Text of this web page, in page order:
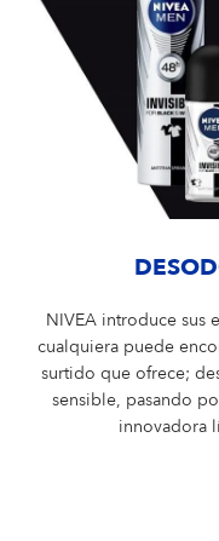
NIVEA introduce sus
cualquiera puede
surtido que ofrece;
sensible, pasando
innovadora